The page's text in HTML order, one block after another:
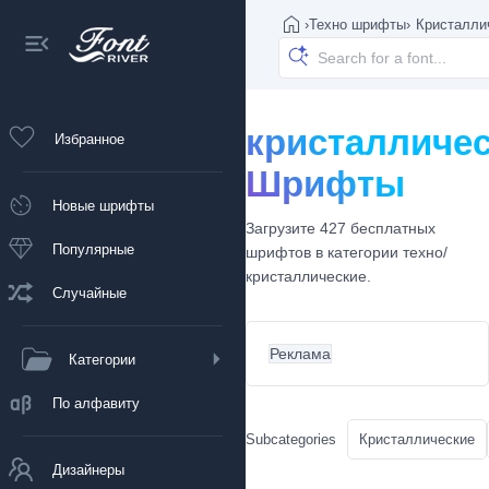
Избранное
Новые шрифты
Популярные
Случайные
Категории
По алфавиту
Дизайнеры
›Техно шрифты›
Шрифты
Загрузите 427 бесплатных
шрифтов в категории техно/
кристаллические.
Реклама
Subcategories Кристаллические